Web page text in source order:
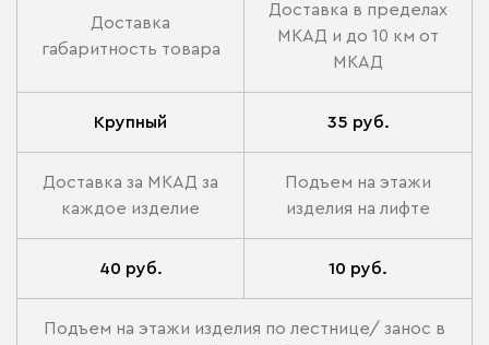
Доставка
габаритность товара
Доставка в пределах
МКАД и до 10 км от
МКАД
Крупный 35 руб.
Доставка за МКАД за
каждое изделие
Подъем на этажи
изделия на лифте
40 руб. 10 руб.
Подъем на этажи изделия по лестнице/ занос в